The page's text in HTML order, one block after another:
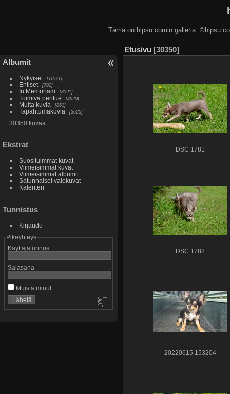
Tämä on hipsu.comin galleria.
Albumit
Nykyiset 11571
Entiset 782
In Memoriam 8591
Toimiva pentue 4920
Muita kuvia 861
Tapahtumakuvia 3625
30350 kuvaa
Ekstrat
Suosituimmat kuvat
Viimeisimmät kuvat
Viimeisimmät albumit
Satunnaiset valokuvat
Kalenteri
Tunnistus
Kirjaudu
Pikayhteys
Käyttäjätunnus
Salasana
Muista minut
Etusivu 30350
DSC 1781
DSC 1788
20220615 153204